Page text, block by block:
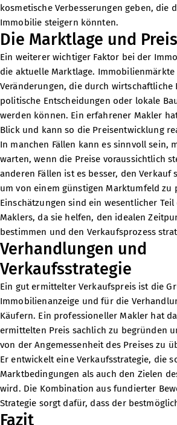
kosmetische Verbesserungen geben, die
Immobilie steigern könnten.
Die Marktlage und
Ein weiterer wichtiger Faktor bei der
die aktuelle Marktlage.
Veränderungen, die durch wirtschaftliche
politische Entscheidungen oder lokale
werden können. Ein erfahrener Makler
Blick und kann so die Preisentwicklung
In manchen Fällen kann es sinnvoll sein,
warten, wenn die Preise voraussichtlich
anderen Fällen ist es besser, den Verkauf
um von einem günstigen Marktumfeld zu
Einschätzungen sind ein wesentlicher
Maklers, da sie helfen, den idealen
bestimmen und den Verkaufsprozess
Verhandlungen und
Verkaufsstrategie
Ein gut ermittelter Verkaufspreis ist die
Immobilienanzeige und für die
Käufern. Ein professioneller Makler hat
ermittelten Preis sachlich zu begründen
von der Angemessenheit des Preises zu
Er entwickelt eine Verkaufsstrategie, die
Marktbedingungen als auch den Zielen
wird. Die Kombination aus fundierter
Strategie sorgt dafür, dass der
Fazit